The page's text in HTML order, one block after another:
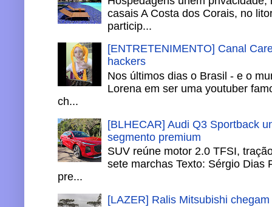
casais A Costa dos Corais, no
particip...
[ENTRETENIMENTO] Canal
hackers
Nos últimos dias o Brasil - e o
Lorena em ser uma youtuber
ch...
[BLHECAR] Audi Q3 Sportback
segmento premium
SUV reúne motor 2.0 TFSI,
sete marchas Texto: Sérgio Dias
pre...
[LAZER] Ralis Mitsubishi